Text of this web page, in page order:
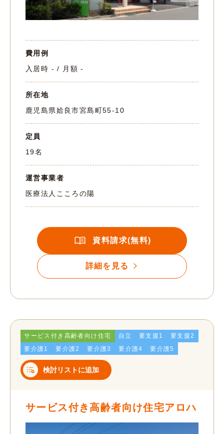
費用例
入居時 - / 月額 -
所在地
鹿児島県姶良市宮島町55-10
定員
19名
運営事業者
医療法人こころの陽
資料請求(無料)
詳細を見る
サービス付き高齢者向け住宅 自立 要支援1
要支援2
要介護1
要介護2 要介護3 要介護4 要介護5
検討リストに追加
サービス付き高齢者向け住宅アロハ